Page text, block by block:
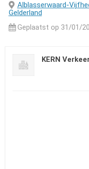
Alblasserwaard-
Gelderland
Geplaatst op 31/01/
KERN